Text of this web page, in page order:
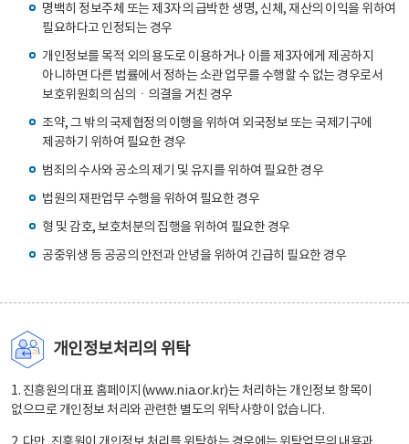
명백히 정보주체 또는 제3자의 급박한 생명, 신체, 재산의 이익을 위하여
필요하다고 인정되는 경우
개인정보를 목적 외의 용도로 이용하거나 이를 제3자에게 제공하지
아니하면 다른 법률에서 정하는 소관 업무를 수행할 수 없는 경우로서
보호위원회의 심의ㆍ의결을 거친 경우
조약, 그 밖의 국제협정의 이행을 위하여 외국정보 또는 국제기구에
제공하기 위하여 필요한 경우
범죄의 수사와 공소의 제기 및 유지를 위하여 필요한 경우
법원의 재판업무 수행을 위하여 필요한 경우
형 및 감호, 보호처분의 집행을 위하여 필요한 경우
공중위생 등 공공의 안전과 안녕을 위하여 긴급히 필요한 경우
개인정보처리의 위탁
1. 진흥원의 대표 홈페이지(www.nia.or.kr)는 처리하는 개인정보 항목이
없으므로 개인정보 처리와 관련한 별도의 위탁사항이 없습니다.